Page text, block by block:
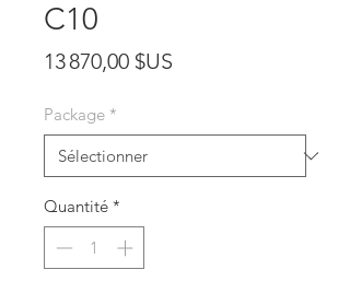
C10
13 870,00 $US
Package *
Quantité *